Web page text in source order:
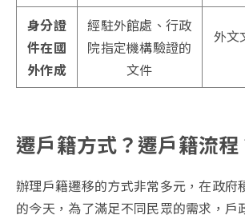
身分證
件在國
外作成
經駐外館處、行政
院指定機構驗證的
文件
外文
遷戶籍方式？遷戶籍流程
辦理戶籍遷移的方式非常多元，在政府
的今天，為了滿足不同民眾的需求，戶